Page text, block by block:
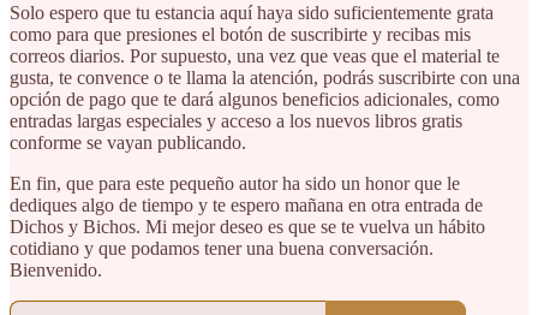
Solo espero que tu estancia aquí haya sido suficientemente grata
como para que presiones el botón de suscribirte y recibas mis
correos diarios. Por supuesto, una vez que veas que el material te
gusta, te convence o te llama la atención, podrás suscribirte con una
opción de pago que te dará algunos beneficios adicionales, como
entradas largas especiales y acceso a los nuevos libros gratis
conforme se vayan publicando.
En fin, que para este pequeño autor ha sido un honor que le
dediques algo de tiempo y te espero mañana en otra entrada de
Dichos y Bichos. Mi mejor deseo es que se te vuelva un hábito
cotidiano y que podamos tener una buena conversación.
Bienvenido.